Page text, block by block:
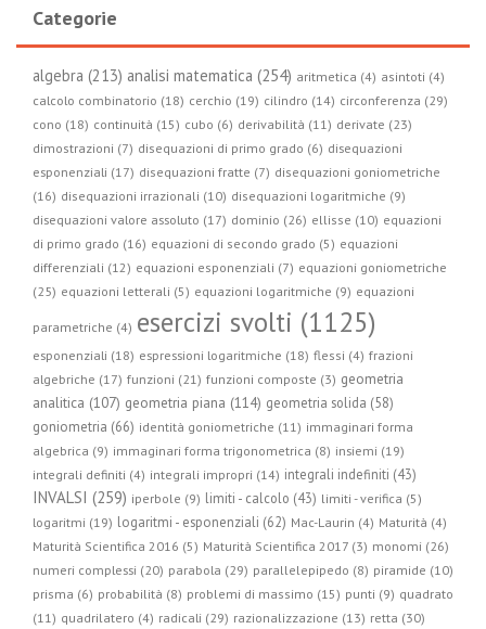
Categorie
algebra (213) analisi matematica (254) aritmetica (4) asintoti (4)
calcolo combinatorio (18) cerchio (19) cilindro (14) circonferenza (29)
cono (18) continuità (15) cubo (6) derivabilità (11) derivate (23)
dimostrazioni (7) disequazioni di primo grado (6) disequazioni
esponenziali (17) disequazioni fratte (7) disequazioni goniometriche
(16) disequazioni irrazionali (10) disequazioni logaritmiche (9)
disequazioni valore assoluto (17) dominio (26) ellisse (10) equazioni
di primo grado (16) equazioni di secondo grado (5) equazioni
differenziali (12) equazioni esponenziali (7) equazioni goniometriche
(25) equazioni letterali (5) equazioni logaritmiche (9) equazioni
parametriche (4) esercizi svolti (1125)
esponenziali (18) espressioni logaritmiche (18) flessi (4) frazioni
algebriche (17) funzioni (21) funzioni composte (3) geometria
analitica (107) geometria piana (114) geometria solida (58)
goniometria (66) identità goniometriche (11) immaginari forma
algebrica (9) immaginari forma trigonometrica (8) insiemi (19)
integrali definiti (4) integrali impropri (14) integrali indefiniti (43)
INVALSI (259) iperbole (9) limiti - calcolo (43) limiti - verifica (5)
logaritmi (19) logaritmi - esponenziali (62) Mac-Laurin (4) Maturità (4)
Maturità Scientifica 2016 (5) Maturità Scientifica 2017 (3) monomi (26)
numeri complessi (20) parabola (29) parallelepipedo (8) piramide (10)
prisma (6) probabilità (8) problemi di massimo (15) punti (9) quadrato
(11) quadrilatero (4) radicali (29) razionalizzazione (13) retta (30)